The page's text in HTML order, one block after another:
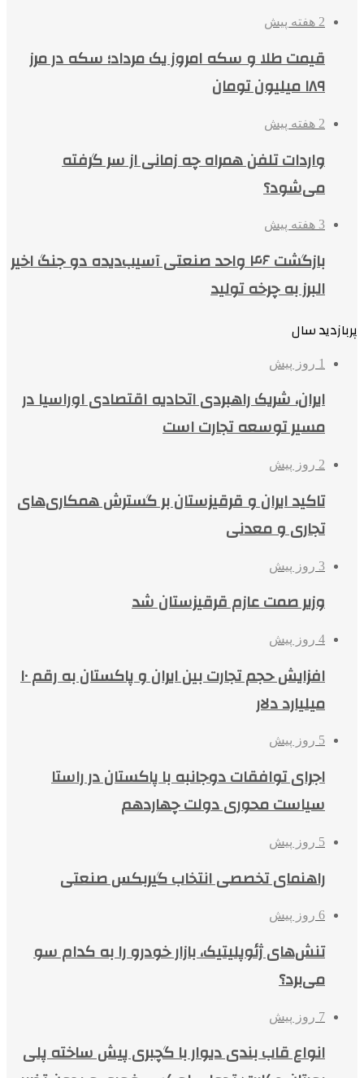
2 هفته پیش
قیمت طلا و سکه امروز یک مرداد؛ سکه در مرز
۱۸۹ میلیون تومان
2 هفته پیش
واردات تلفن همراه چه زمانی از سر گرفته
می‌شود؟
3 هفته پیش
بازگشت ۴۶ واحد صنعتی آسیب‌دیده دو جنگ اخیر
البرز به چرخه تولید
پربازدید سال
1 روز پیش
ایران، شریک راهبردی اتحادیه اقتصادی اوراسیا در
مسیر توسعه تجارت است
2 روز پیش
تاکید ایران و قرقیزستان بر گسترش همکاری‌های
تجاری و معدنی
3 روز پیش
وزیر صمت عازم قرقیزستان شد
4 روز پیش
افزایش حجم تجارت بین ایران و پاکستان به رقم ۱۰
میلیارد دلار
5 روز پیش
اجرای توافقات دوجانبه با پاکستان در راستا
سیاست محوری دولت چهاردهم
5 روز پیش
راهنمای تخصصی انتخاب گیربکس صنعتی
6 روز پیش
تنش‌های ژئوپلیتیک، بازار خودرو را به کدام سو
می‌برد؟
7 روز پیش
انواع قاب بندی دیوار با گچبری پیش ساخته پلی